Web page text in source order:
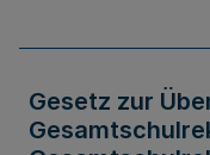
Gesetz zur